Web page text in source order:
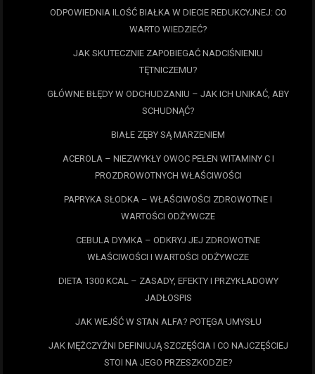
ODPOWIEDNIA ILOŚĆ BIAŁKA W DIECIE REDUKCYJNEJ: CO
WARTO WIEDZIEĆ?
JAK SKUTECZNIE ZAPOBIEGAĆ NADCIŚNIENIU
TĘTNICZEMU?
GŁÓWNE BŁĘDY W ODCHUDZANIU – JAK ICH UNIKAĆ, ABY
SCHUDNĄĆ?
BIAŁE ZĘBY SĄ MARZENIEM
ACEROLA – NIEZWYKŁY OWOC PEŁEN WITAMINY C I
PROZDROWOTNYCH WŁAŚCIWOŚCI
PAPRYKA SŁODKA – WŁAŚCIWOŚCI ZDROWOTNE I
WARTOŚCI ODŻYWCZE
CEBULA DYMKA – ODKRYJ JEJ ZDROWOTNE
WŁAŚCIWOŚCI I WARTOŚCI ODŻYWCZE
DIETA 1300 KCAL – ZASADY, EFEKTY I PRZYKŁADOWY
JADŁOSPIS
JAK WEJŚĆ W STAN ALFA? POTĘGA UMYSŁU
JAK MĘŻCZYŹNI DEFINIUJĄ SZCZĘŚCIA I CO NAJCZĘŚCIEJ
STOI NA JEGO PRZESZKODZIE?